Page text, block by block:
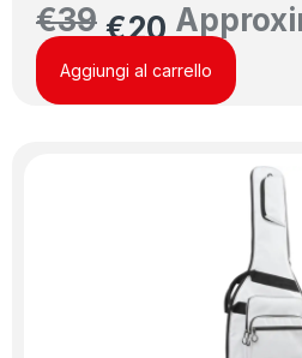
€39 €20
Aggiungi al carrello